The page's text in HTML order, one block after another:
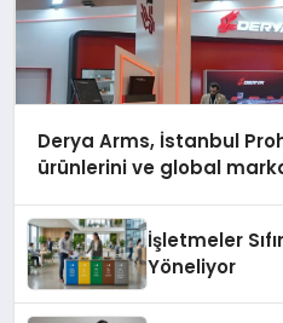
Derya Arms, İstanbul
ürünlerini ve global
İşletmeler
Yöneliyor